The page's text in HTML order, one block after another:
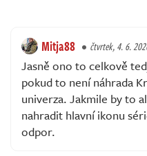
Mitja88 čtvrtek, 4. 6.
Jasně ono to celkově
pokud to není náhrada
univerza. Jakmile by to
nahradit hlavní ikonu
odpor.